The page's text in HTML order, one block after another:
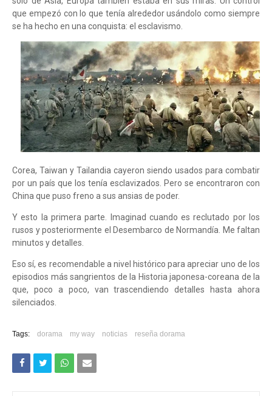
que empezó con lo que tenía alrededor usándolo como siempre
se ha hecho en una conquista: el esclavismo.
Corea, Taiwan y Tailandia cayeron siendo usados para combatir
por un país que los tenía esclavizados. Pero se encontraron con
China que puso freno a sus ansias de poder.
Y esto la primera parte. Imaginad cuando es reclutado por los
rusos y posteriormente el Desembarco de Normandía. Me faltan
minutos y detalles.
Eso sí, es recomendable a nivel histórico para apreciar uno de los
episodios más sangrientos de la Historia japonesa-coreana de la
que, poco a poco, van trascendiendo detalles hasta ahora
silenciados.
Tags: dorama my way noticias reseña dorama